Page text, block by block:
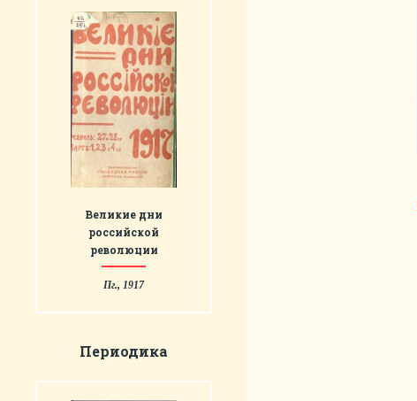
Великие дни
российской
революции
Пг., 1917
Периодика